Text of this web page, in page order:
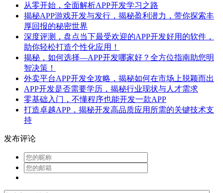
从零开始，全面解析APP开发学习之路
揭秘APP游戏开发与发行，揭秘盈利潜力，带你探索丰
厚回报的秘密世界
深度评测，盘点当下最受欢迎的APP开发好用的软件，
助你轻松打造个性化应用！
揭秘，如何选择—APP开发哪家好？全方位指南助您明
智决策！
外卖平台APP开发全攻略，揭秘如何在市场上脱颖而出
APP开发是否需要学历，揭秘行业现状与人才需求
零基础入门，不懂程序也能开发一款APP
打造卓越APP，揭秘开发高品质应用所需的关键技术支
持
发布评论